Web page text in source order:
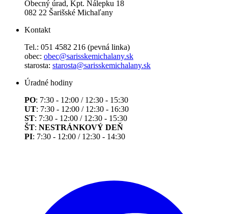
Obecný úrad, Kpt. Nálepku 18
082 22 Šarišské Michaľany
Kontakt
Tel.: 051 4582 216 (pevná linka)
obec: obec@sarisskemichalany.sk
starosta: starosta@sarisskemichalany.sk
Úradné hodiny
PO: 7:30 - 12:00 / 12:30 - 15:30
UT: 7:30 - 12:00 / 12:30 - 16:30
ST: 7:30 - 12:00 / 12:30 - 15:30
ŠT: NESTRÁNKOVÝ DEŇ
PI: 7:30 - 12:00 / 12:30 - 14:30